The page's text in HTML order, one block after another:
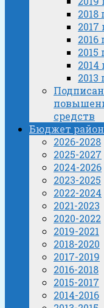
2018
2017
2016
2015
2014
2013
средств
Бюджет
2026-2028
2025-2027
2024-2026
2023-2025
2022-2024
2021-2023
2020-2022
2019-2021
2018-2020
2017-2019
2016-2018
2015-2017
2014-2016